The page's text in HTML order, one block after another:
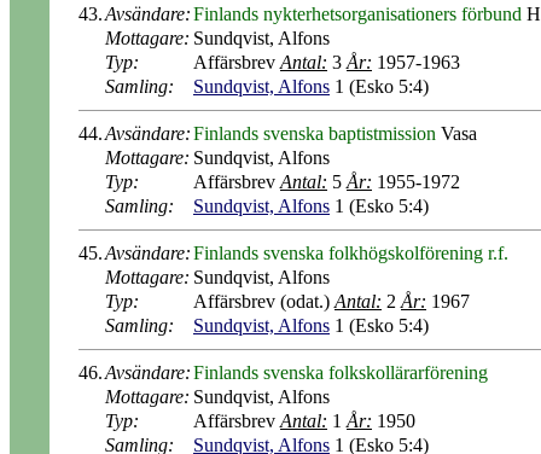
43.Avsändare:Finlands nykterhetsorganisationers förbund
Mottagare: Sundqvist, Alfons
Typ:
Affärsbrev Antal: 3 År: 1957-1963
Samling:
Sundqvist, Alfons 1 (Esko 5:4)
44.Avsändare:Finlands svenska baptistmission Vasa
Mottagare: Sundqvist, Alfons
Typ:
Affärsbrev Antal: 5 År: 1955-1972
Samling:
Sundqvist, Alfons 1 (Esko 5:4)
45.Avsändare:Finlands svenska folkhögskolförening r.f.
Mottagare: Sundqvist, Alfons
Typ:
Affärsbrev (odat.) Antal: 2 År: 1967
Samling:
Sundqvist, Alfons 1 (Esko 5:4)
46.Avsändare:Finlands svenska folkskollärarförening
Mottagare: Sundqvist, Alfons
Typ:
Affärsbrev Antal: 1 År: 1950
Samling:
Sundqvist, Alfons 1 (Esko 5:4)